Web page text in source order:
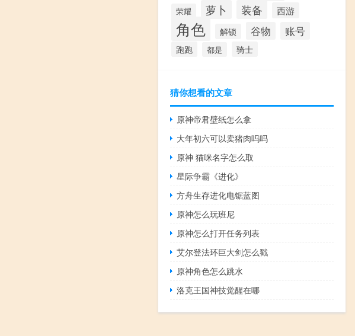
荣耀 萝卜 装备 西游
角色 解锁 谷物 账号
跑跑 都是 骑士
猜你想看的文章
原神帝君壁纸怎么拿
大年初六可以卖猪肉吗吗
原神 猫咪名字怎么取
星际争霸《进化》
方舟生存进化电锯蓝图
原神怎么玩班尼
原神怎么打开任务列表
艾尔登法环巨大剑怎么戳
原神角色怎么跳水
洛克王国神技觉醒在哪